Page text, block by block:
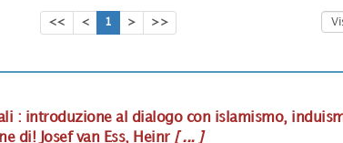
<< < 1 > >>
: introduzione al dialogo con islamismo,
di! Josef van Ess, Heinr [ ... ]